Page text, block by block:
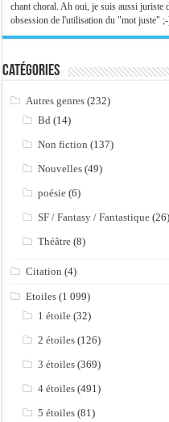
chant choral. Ah oui, je suis aussi juriste
obsession de l'utilisation du "mot juste"
Catégories
Autres genres (232)
Bd (14)
Non fiction (137)
Nouvelles (49)
poésie (6)
SF / Fantasy / Fantastique (26)
Théâtre (8)
Citation (4)
Etoiles (1 099)
1 étoile (32)
2 étoiles (126)
3 étoiles (369)
4 étoiles (491)
5 étoiles (81)